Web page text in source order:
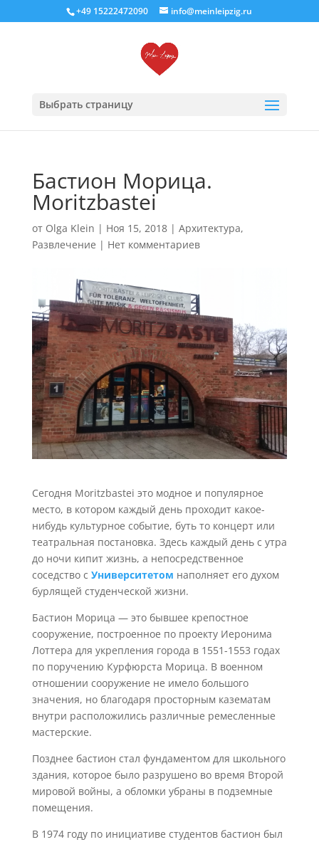
+49 15222472090 info@meinleipzig.ru
Выбрать страницу
Бастион Морица.
Moritzbastei
от Olga Klein | Ноя 15, 2018| Архитектура,
Развлечение | Нет комментариев
Сегодня Moritzbastei это модное и популярное
место, в котором каждый день проходит какое-
нибудь культурное событие, буть то концерт или
театральная постановка. Здесь каждый день с утра
до ночи кипит жизнь, а непосредственное
соседство с Университетом наполняет его духом
бурлящей студенческой жизни.
Бастион Морица — это бывшее крепостное
сооружение, построенное по проекту Иеронима
Лоттера для укрепления города в 1551-1553 годах
по поручению Курфюрста Морица. В военном
отношении сооружение не имело большого
значения, но благодаря просторным казематам
внутри расположились различные ремесленные
мастерские.
Позднее бастион стал фундаментом для школьного
здания, которое было разрушено во время Второй
мировой войны, а обломки убраны в подземные
помещения.
В 1974 году по инициативе студентов бастион был